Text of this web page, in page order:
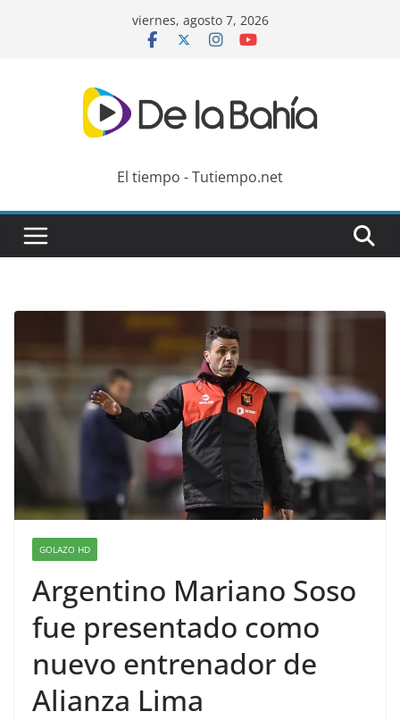
viernes, agosto 7, 2026
El tiempo - Tutiempo.net
GOLAZO HD
Argentino Mariano Soso
fue presentado como
nuevo entrenador de
Alianza Lima